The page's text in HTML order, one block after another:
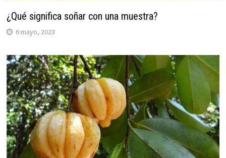
¿Qué significa soñar con una muestra?
6 mayo, 2023